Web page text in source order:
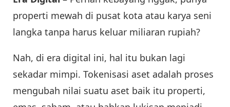
properti mewah di pusat kota atau karya seni
langka tanpa harus keluar miliaran rupiah?
Nah, di era digital ini, hal itu bukan lagi
sekadar mimpi. Tokenisasi aset adalah proses
mengubah nilai suatu aset baik itu properti,